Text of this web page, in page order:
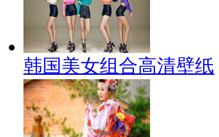
韩国美女组合高清壁纸